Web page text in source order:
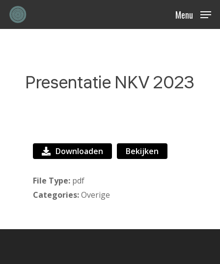
Skip
Menu
Presentatie NKV 2023
Downloaden Bekijken
File Type: pdf
Categories:Overige